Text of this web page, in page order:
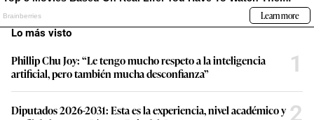
Lo más visto
Phillip Chu Joy: “Le tengo mucho respeto a la inteligencia
artificial, pero también mucha desconfianza”
1
Diputados 2026-2031: Esta es la experiencia, nivel académico y 2